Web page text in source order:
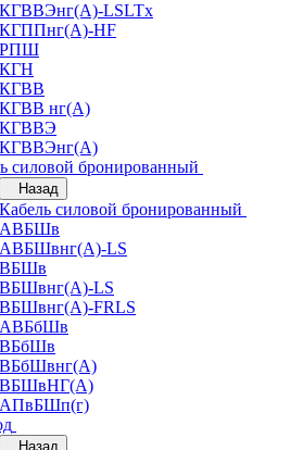
КГВВЭнг(А)-LSLTx
КГППнг(А)-HF
РПШ
КГН
КГВВ
КГВВ нг(А)
КГВВЭ
КГВВЭнг(А)
силовой бронированный
Назад
Кабель силовой бронированный
АВБШв
АВБШвнг(А)-LS
ВБШв
ВБШвнг(А)-LS
ВБШвнг(А)-FRLS
АВБбШв
ВБбШв
ВБбШвнг(А)
ВБШвНГ(А)
АПвБШп(г)
Назад